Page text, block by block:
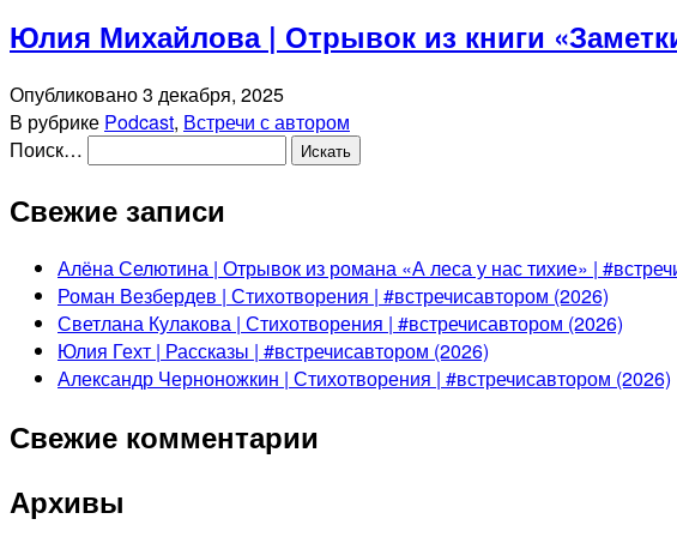
Юлия Михайлова | Отрывок из книги
Опубликовано3 декабря, 2025
В рубрике Podcast, Встречи с автором
Поиск…
Свежие записи
Алёна Селютина | Отрывок из романа «А леса у нас тихие» |
Роман Везбердев | Стихотворения | #встречисавтором (2026)
Светлана Кулакова | Стихотворения | #встречисавтором (2026)
Юлия Гехт | Рассказы | #встречисавтором (2026)
Александр Черноножкин | Стихотворения | #встречисавтором (2026)
Свежие комментарии
Архивы